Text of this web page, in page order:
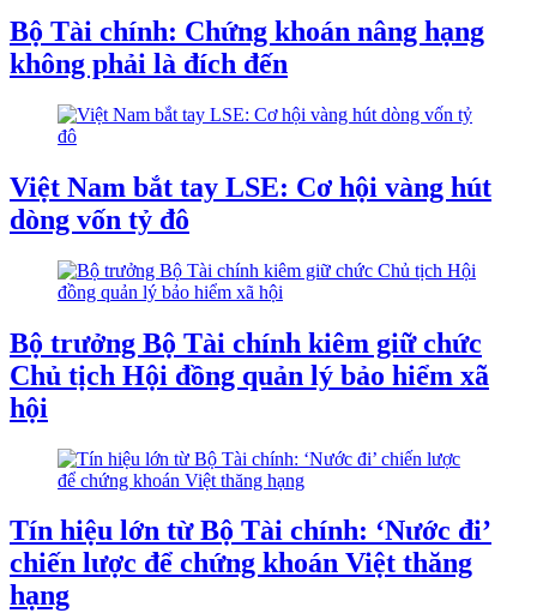
Bộ Tài chính: Chứng khoán nâng hạng
không phải là đích đến
Việt Nam bắt tay LSE: Cơ hội vàng hút
dòng vốn tỷ đô
Bộ trưởng Bộ Tài chính kiêm giữ chức
Chủ tịch Hội đồng quản lý bảo hiểm xã
hội
Tín hiệu lớn từ Bộ Tài chính: ‘Nước đi’
chiến lược để chứng khoán Việt thăng
hạng